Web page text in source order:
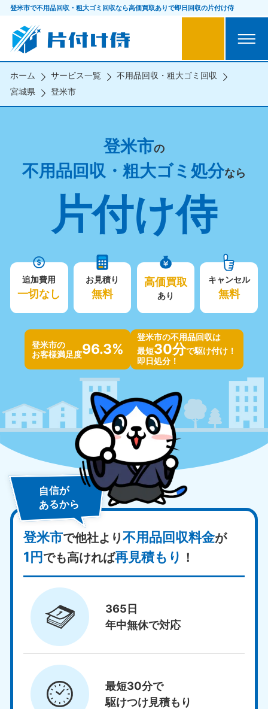
登米市で不用品回収・粗大ゴミ回収なら高価買取ありで即日回収の片付け侍
ホーム サービス一覧
不用品回収・粗大ゴミ回収
宮城県
登米市
登米市の
不用品回収・粗大ゴミ処分なら
片付け侍
追加費用
一切なし
お見積り
無料
高価買取
あり
キャンセル
無料
登米市の
お客様満足度96.3%
登米市の不用品回収は
最短30分で駆け付け！
即日処分！
自信が
あるから
登米市で他社より不用品回収料金が
1円でも高ければ再見積もり ！
365日
年中無休で対応
最短30分で
駆けつけ見積もり